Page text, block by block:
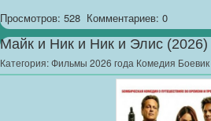
Просмотров: 528 Комментариев: 0
Майк и Ник и Ник и Элис (2026)
Категория:Фильмы 2026 года Комедия